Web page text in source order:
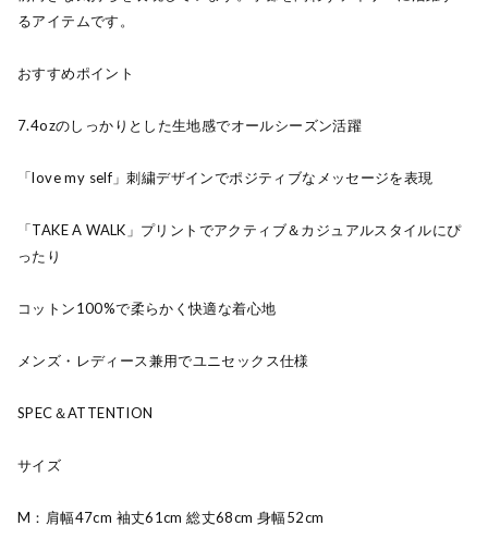
るアイテムです。
おすすめポイント
7.4ozのしっかりとした生地感でオールシーズン活躍
「love my self」刺繍デザインでポジティブなメッセージを表現
「TAKE A WALK」プリントでアクティブ＆カジュアルスタイルにぴ
ったり
コットン100%で柔らかく快適な着心地
メンズ・レディース兼用でユニセックス仕様
SPEC＆ATTENTION
サイズ
M：肩幅47cm 袖丈61cm 総丈68cm 身幅52cm